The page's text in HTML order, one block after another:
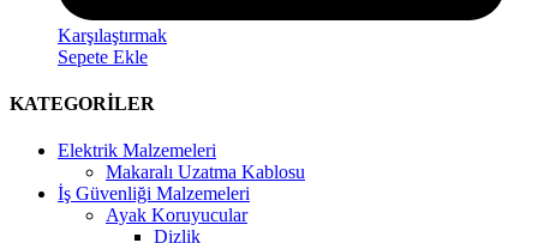
Karşılaştırmak
Sepete Ekle
KATEGORİLER
Elektrik Malzemeleri
Makaralı Uzatma Kablosu
İş Güvenliği Malzemeleri
Ayak Koruyucular
Dizlik